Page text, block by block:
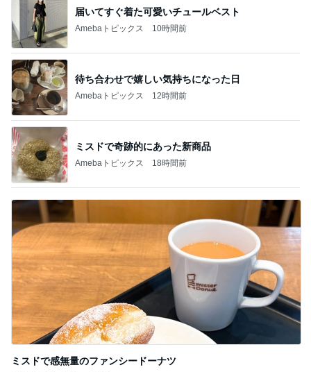
届いてすぐ着た可愛いチュールベスト
Amebaトピックス 10時間前
待ち合わせで嬉しい気持ちになった日
Amebaトピックス 12時間前
ミスドで奇跡的にあった新商品
Amebaトピックス 18時間前
ミスドで感無量のファンシードーナツ